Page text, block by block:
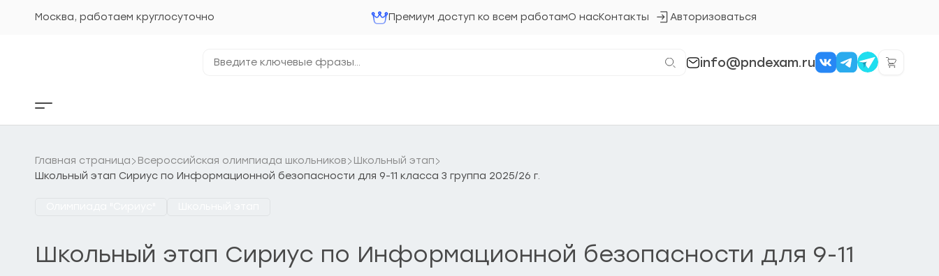
Москва, работаем круглосуточно Премиум доступ ко всем работамО насКонтакты Авторизоваться
Кнопка
ключевые
info@pndexam.ru
Кнопка
бокового
Главная страница Всероссийская олимпиада школьников
Школьный этап
Школьный этап Сириус по Информационной безопасности для 9-11 класса 3 группа 2025/26 г.
Школьный этап Сириус по Информационной безопасности для 9-11